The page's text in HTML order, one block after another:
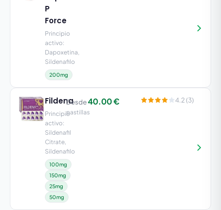
Fildena
Principio
activo:
Sildenafil
Citrate,
Sildenafilo
100mg
150mg
25mg
50mg
Desde40.00 €
pastillas
4.2 (3)
P
Force
Principio
activo:
Dapoxetina,
Sildenafilo
200mg